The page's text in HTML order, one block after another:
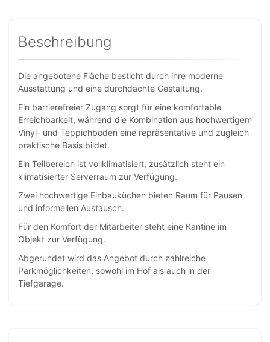
Beschreibung
Die angebotene Fläche besticht durch ihre moderne
Ausstattung und eine durchdachte Gestaltung.
Ein barrierefreier Zugang sorgt für eine komfortable
Erreichbarkeit, während die Kombination aus hochwertigem
Vinyl- und Teppichboden eine repräsentative und zugleich
praktische Basis bildet.
Ein Teilbereich ist vollklimatisiert, zusätzlich steht ein
klimatisierter Serverraum zur Verfügung.
Zwei hochwertige Einbauküchen bieten Raum für Pausen
und informellen Austausch.
Für den Komfort der Mitarbeiter steht eine Kantine im
Objekt zur Verfügung.
Abgerundet wird das Angebot durch zahlreiche
Parkmöglichkeiten, sowohl im Hof als auch in der
Tiefgarage.